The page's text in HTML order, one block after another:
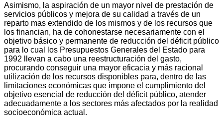
Asimismo, la aspiración de un mayor nivel de prestación de
servicios públicos y mejora de su calidad a través de un
reparto mas extendido de los mismos y de los recursos que
los financian, ha de cohonestarse necesariamente con el
objetivo básico y permanente de reducción del déficit público
para lo cual los Presupuestos Generales del Estado para
1992 llevan a cabo una reestructuración del gasto,
procurando conseguir una mayor eficacia y más racional
utilización de los recursos disponibles para, dentro de las
limitaciones económicas que impone el cumplimiento del
objetivo esencial de reducción del déficit público, atender
adecuadamente a los sectores más afectados por la realidad
socioeconómica actual.